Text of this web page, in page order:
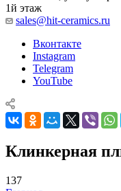
1й этаж
sales@hit-ceramics.ru
Вконтакте
Instagram
Telegram
YouTube
Клинкерная
137